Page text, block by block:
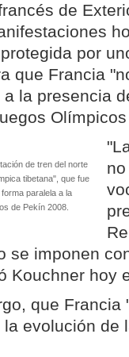
de
por
que Francia
la presencia
de tren del norte
tibetana", que fue
paralela a la
de Pekín 2008.
se imponen
Kouchner hoy
que Francia
evolución de